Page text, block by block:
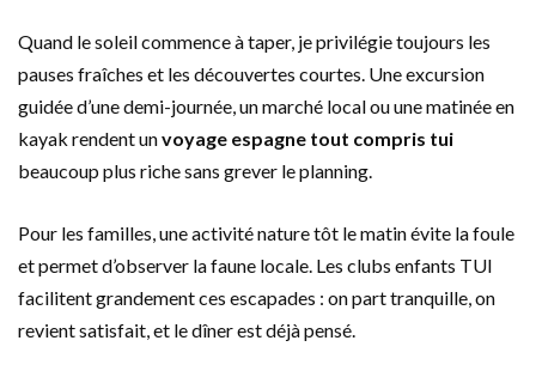
Quand le soleil commence à taper, je privilégie toujours les
pauses fraîches et les découvertes courtes. Une excursion
guidée d’une demi-journée, un marché local ou une matinée en
kayak rendent unvoyage espagne tout compris tui
beaucoup plus riche sans grever le planning.
Pour les familles, une activité nature tôt le matin évite la foule
et permet d’observer la faune locale. Les clubs enfants TUI
facilitent grandement ces escapades : on part tranquille, on
revient satisfait, et le dîner est déjà pensé.